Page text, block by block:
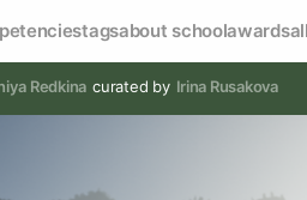
tagsabout schoolawards
Redkina curated by Irina Rusakova